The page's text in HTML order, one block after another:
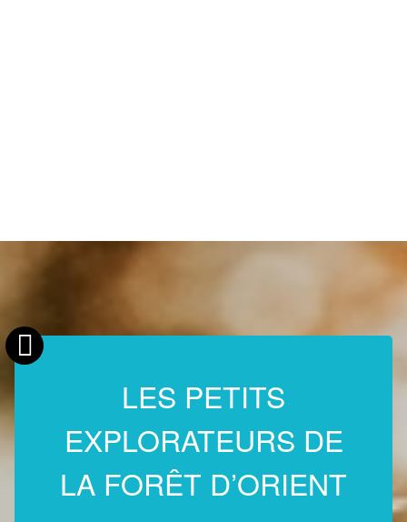
LES PETITS
EXPLORATEURS DE
LA FORÊT D’ORIENT